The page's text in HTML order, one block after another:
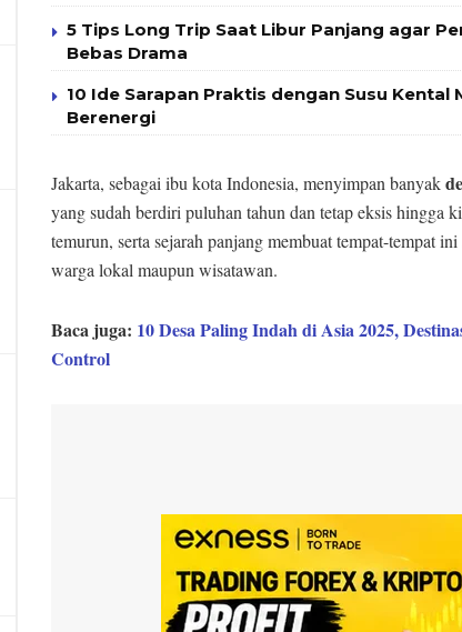
5 Tips Long Trip Saat Libur Panjang agar
Bebas Drama
10 Ide Sarapan Praktis dengan Susu Kental
Berenergi
Jakarta, sebagai ibu kota Indonesia, menyimpan banyak
yang sudah berdiri puluhan tahun dan tetap eksis hingga
temurun, serta sejarah panjang membuat tempat-tempat
warga lokal maupun wisatawan.
Baca juga: 10 Desa Paling Indah di Asia 2025,
Control